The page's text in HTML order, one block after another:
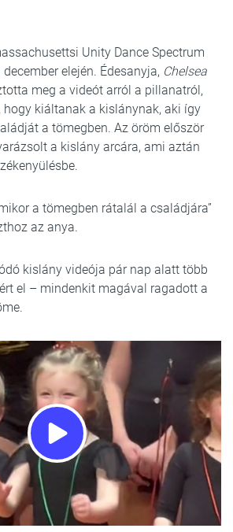
Unity Dance Spectrum
elején. Édesanyja, Chelsea
meg a videót arról a pillanatról,
kiáltanak a kislánynak, aki így
a tömegben. Az öröm először
a kislány arcára, ami aztán
a tömegben rátalál a családjára”
az anya.
kislány videója pár nap alatt több
el – mindenkit magával ragadott a